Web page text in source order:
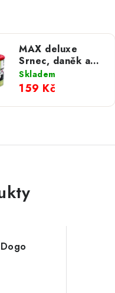
MAX deluxe
Srnec, daněk a
jelen; 800 g
Skladem
159 Kč